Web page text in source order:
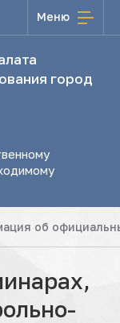
Меню
город
об